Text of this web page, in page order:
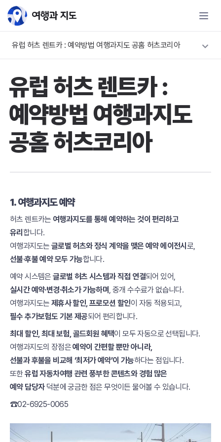
유럽 허츠 렌트카 : 예약방법 여행과지도 공홈 허츠코리아
유럽 허츠 렌트카 :
예약방법 여행과지도
공홈 허츠코리아
1. 여행과지도 예약
허츠 렌트카는 여행과지도를 통해 예약하는 것이 편리하고
유리 합니다.
여행과지도는 글로벌 허츠와 정식 계약을 맺은 예약 에이전시 로,
선불·후불 예약 모두 가능합니다.
예약 시스템은글로벌 허츠 시스템과 직접 연결되어 있어,
실시간 예약·변경·취소가 가능하며 , 중개 수수료가 없습니다.
여행과지도는 제휴사 할인, 프로모션 할인이 자동 적용되고,
필수 추가보험도 기본 제공되어 편리합니다.
최대 할인, 최대 보험, 골드회원 혜택이 모두 자동으로 선택됩니다.
여행과지도의 장점은예약이 간편할 뿐만 아니라,
선불과 후불을 비교해 ‘최저가 예약’이 가능하다는 점입니다.
또한유럽 자동차여행 관련 풍부한 콘텐츠와 경험 많은
예약 담당자덕분에 궁금한 점은 무엇이든 물어볼 수 있습니다.
☎02-6925-0065